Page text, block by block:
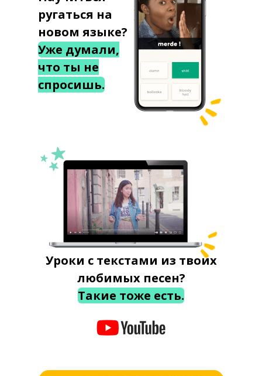
ругаться на
новом языке?
Уже думали,
что ты не
спросишь.
Уроки с текстами из твоих
любимых песен?
Такие тоже есть.